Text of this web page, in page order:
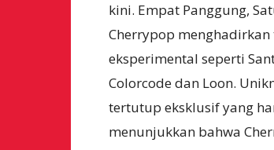
kini. Empat Panggung,
Cherrypop
eksperimental seperti
Colorcode dan Loon.
tertutup eksklusif yang
menunjukkan bahwa